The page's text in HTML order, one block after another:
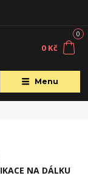
Menu
0
0 Kč
NA DÁLKU